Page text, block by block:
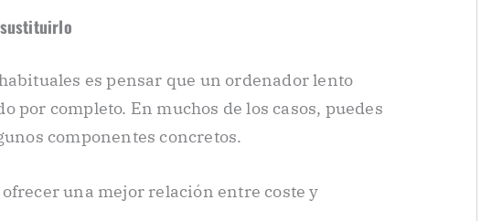
es pensar que un ordenador lento
por completo. En muchos de los casos, puedes
componentes concretos.
una mejor relación entre coste y